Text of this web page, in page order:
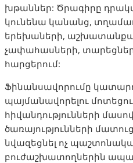
խթաններ: Ծրագիրը
կունենա կանանց,
երեխաների,
չափահասների,
հարցերում:
Ֆինանսավորումը
պայմանավորելու
հիվանդությունների
ծառայությունների
նվազեցնել ոչ
բուժաշխատողներին